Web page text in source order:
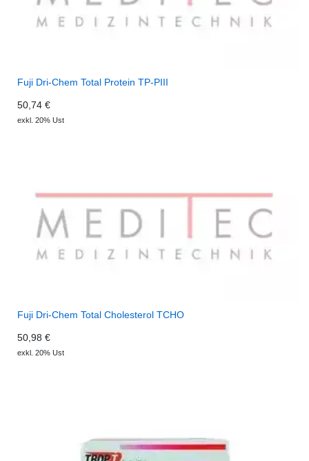
Fuji Dri-Chem Total Protein TP-PIII
50,74 €
exkl. 20% Ust
Fuji Dri-Chem Total Cholesterol TCHO
50,98 €
exkl. 20% Ust